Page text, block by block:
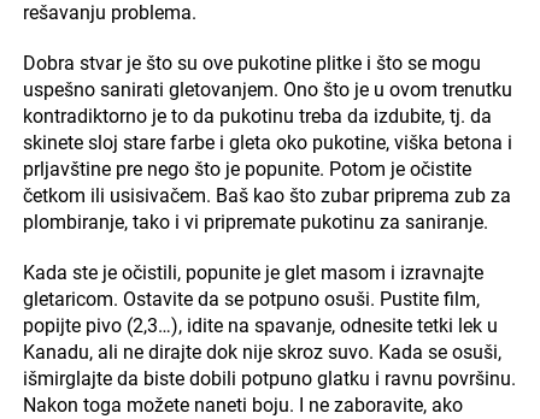
rešavanju problema.
Dobra stvar je što su ove pukotine plitke i što se mogu
uspešno sanirati gletovanjem. Ono što je u ovom trenutku
kontradiktorno je to da pukotinu treba da izdubite, tj. da
skinete sloj stare farbe i gleta oko pukotine, viška betona i
prljavštine pre nego što je popunite. Potom je očistite
četkom ili usisivačem. Baš kao što zubar priprema zub za
plombiranje, tako i vi pripremate pukotinu za saniranje.
Kada ste je očistili, popunite je glet masom i izravnajte
gletaricom. Ostavite da se potpuno osuši. Pustite film,
popijte pivo (2,3…), idite na spavanje, odnesite tetki lek u
Kanadu, ali ne dirajte dok nije skroz suvo. Kada se osuši,
išmirglajte da biste dobili potpuno glatku i ravnu površinu.
Nakon toga možete naneti boju. I ne zaboravite, ako